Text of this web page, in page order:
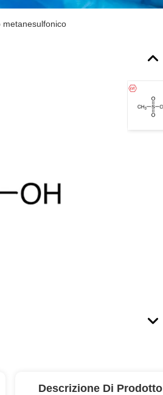
metanesulfonico
Descrizione Di Prodotto